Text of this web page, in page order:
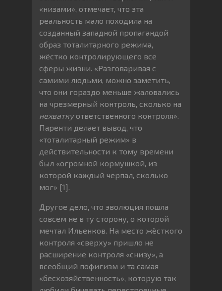
«низами», отмечает, что эта
реальность мало походила на
созданный западной пропагандой
образ тоталитарного режима,
жёстко контролирующего все
сферы жизни. «Разговаривая с
самими людьми, можно заметить,
что они гораздо меньше жаловались
на чрезмерный контроль, сколько на
нехваткуответственного контроля».
Паренти делает вывод, что
«тоталитарный режим» в
действительности к тому времени
был «огромной кормушкой, из
которой каждый черпал, сколько
мог» [1].
Другое дело, что эволюция пошла
совсем не в ту сторону, о которой
мечтал Ильенков. На место жёсткого
контроля «сверху» пришло не
расширение контроля «снизу», а
всеобщий пофигизм и та самая
«бесхозяйственность», которую так